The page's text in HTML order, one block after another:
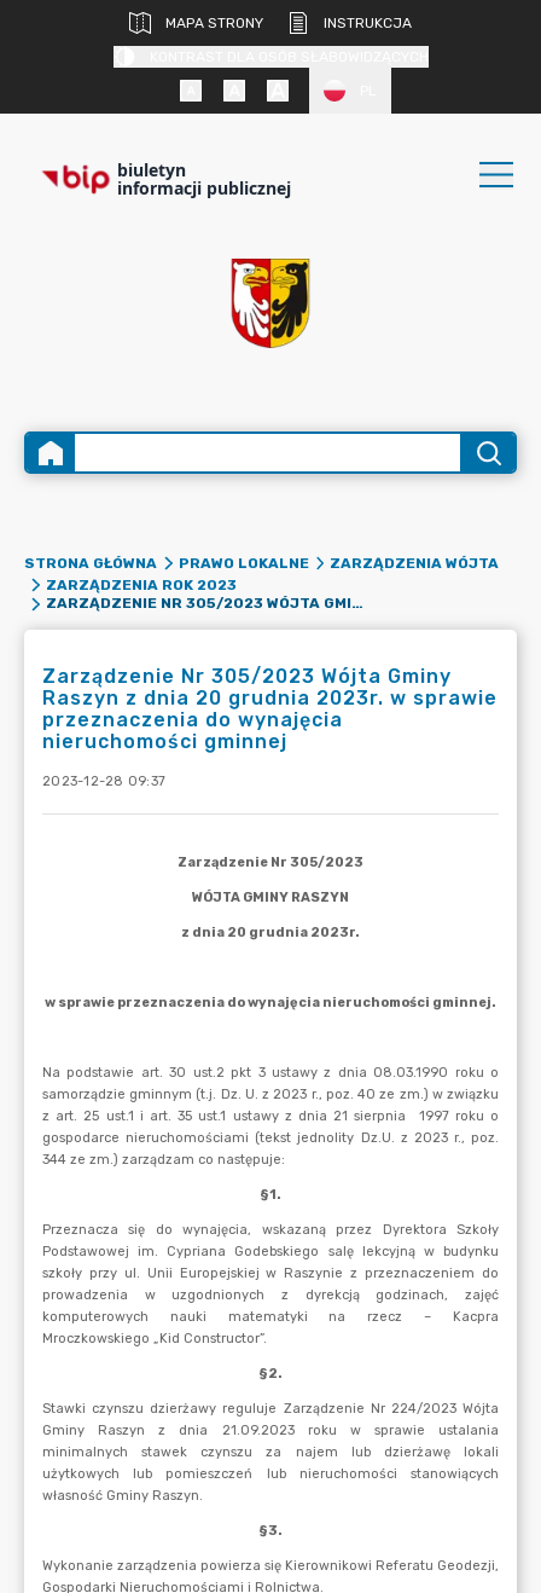
MAPA STRONY
INSTRUKCJA
biuletyn
informacji publicznej
STRONA GŁÓWNA PRAWO LOKALNE
ZARZĄDZENIA WÓJTA
ZARZĄDZENIA ROK 2023
ZARZĄDZENIE NR 305/2023 WÓJTA GMINY RASZYN Z DNIA 20 GRUDNIA 2023R. W SPRAWIE PRZEZNACZENIA DO WYNAJĘCIA NIERUCHOMOŚCI GMINNEJ
Zarządzenie Nr 305/2023 Wójta Gminy
Raszyn z dnia 20 grudnia 2023r. w sprawie
przeznaczenia do wynajęcia
nieruchomości gminnej
2023-12-28 09:37